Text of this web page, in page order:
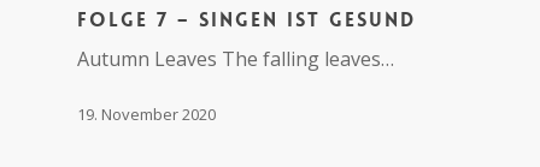
Folge 7 – Singen ist gesund
Autumn Leaves The falling leaves…
19. November 2020